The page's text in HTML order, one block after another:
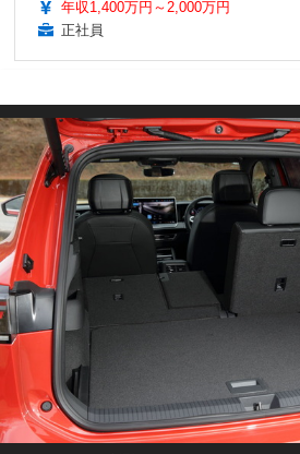
年収1,400万円～2,000万円
正社員